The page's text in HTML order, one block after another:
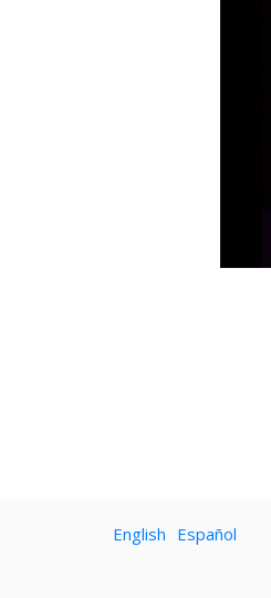
English Español